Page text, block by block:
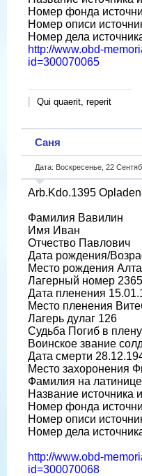
Номер фонда
Номер описи
Номер дела
http://www.obd-
id=300070065
Qui quaerit, reperit
Саня
Дата: Воскресенье, 22
Arb.Kdo.1395 Opladen
Фамилия Вавилин
Имя Иван
Отчество Павлович
Дата рождения/
Место рождения
Лагерный номер
Дата пленения
Место пленения
Лагерь дулаг 126
Судьба Погиб в плену
Воинское звание
Дата смерти
Место захоронения
Фамилия на
Название
Номер фонда
Номер описи
Номер дела
http://www.obd-
id=300070068